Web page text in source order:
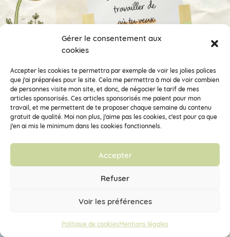
Gérer le consentement aux
cookies
Accepter les cookies te permettra par exemple de voir les jolies polices
que j'ai préparées pour le site. Cela me permettra à moi de voir combien
de personnes visite mon site, et donc, de négocier le tarif de mes
articles sponsorisés. Ces articles sponsorisés me paient pour mon
travail, et me permettent de te proposer chaque semaine du contenu
gratuit de qualité. Moi non plus, j'aime pas les cookies, c'est pour ça que
j'en ai mis le minimum dans les cookies fonctionnels.
Accepter
Refuser
Voir les préférences
Politique de cookiesMentions légales